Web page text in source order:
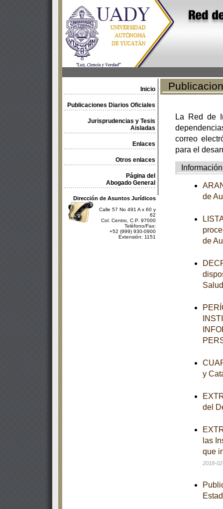
Inicio
Publicaciones Diarios Oficiales
Jurisprudencias y Tesis
Aisladas
Enlaces
Otros enlaces
Página del
Abogado General
Dirección de Asuntos Jurídicos
Calle 57 No 491 A x 60 y
62
Col. Centro, C.P. 97000
Teléfono/Fax:
+52 (999) 930-0900
Extensión: 1151
La Red de
correo
para el
Información
de
de
y
del
las
que
2018-